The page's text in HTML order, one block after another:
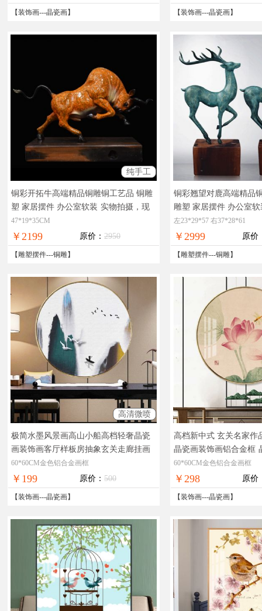
【装饰画---晶瓷画】 【装饰画---晶瓷画】
纯手工
铜彩开拓牛高端精品铜雕铜工艺品 铜雕
塑 家居摆件 办公室软装 实物拍摄，现
货图片，在线支付，全国免邮
47*19*35CM
￥2199 原价： 2950
【雕塑摆件---铜雕】
铜彩翘望对鹿高端精品
雕塑 家居摆件 办公室软
现货图片，在线支付，
左23*29*57 右37*28*61
￥2999 原价
【雕塑摆件---铜雕】
高清微喷
极简水墨风景画高山小船高档轻奢晶瓷
画装饰画客厅样板房抽象玄关走廊挂画
晶莹剔透奢华极致工厂直销十五天无理
由退换
60*60CM金色铝合金画框
￥199 原价： 500
【装饰画---晶瓷画】
高档新中式 玄关名家作
晶瓷画装饰画铝合金框
致工厂直销十五天无理
60*60CM金色铝合金画框
￥298 原价
【装饰画---晶瓷画】